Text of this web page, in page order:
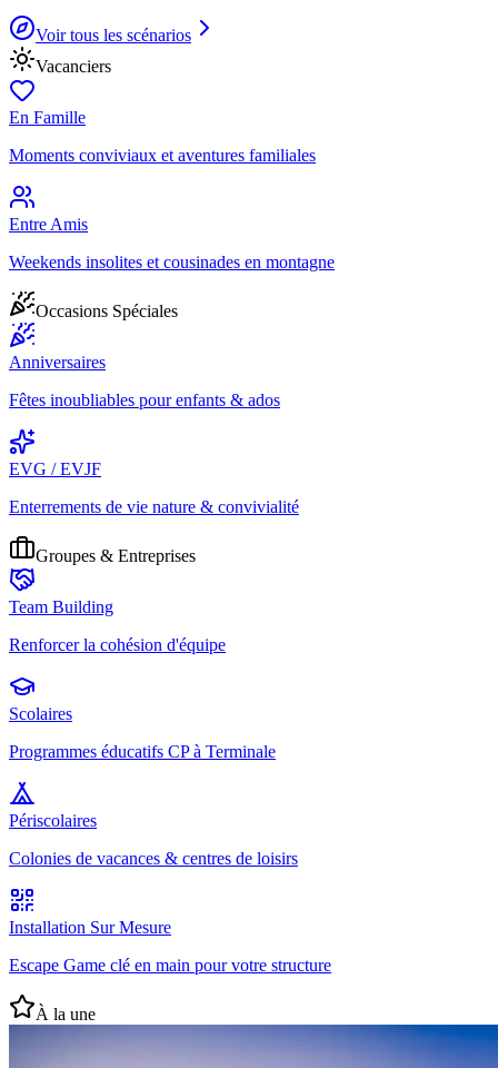
Voir tous les scénarios
Vacanciers
En Famille
Moments conviviaux et aventures familiales
Entre Amis
Weekends insolites et cousinades en montagne
Occasions Spéciales
Anniversaires
Fêtes inoubliables pour enfants & ados
EVG / EVJF
Enterrements de vie nature & convivialité
Groupes & Entreprises
Team Building
Renforcer la cohésion d'équipe
Scolaires
Programmes éducatifs CP à Terminale
Périscolaires
Colonies de vacances & centres de loisirs
Installation Sur Mesure
Escape Game clé en main pour votre structure
À la une